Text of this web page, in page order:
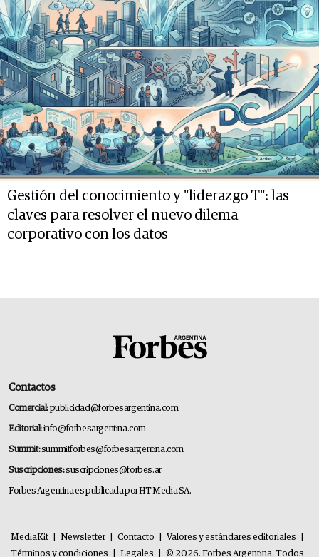
Gestión del conocimiento y "liderazgo T": las
claves para resolver el nuevo dilema
corporativo con los datos
Contactos
Comercial:publicidad@forbesargentina.com
Editorial:info@forbesargentina.com
Summit:summitforbes@forbesargentina.com
Suscripciones:suscripciones@forbes.ar
Forbes Argentina es publicada por HT Media SA.
MediaKit Newsletter Contacto Valores y estándares editoriales
Términos y condiciones
Legales © 2026. Forbes Argentina. Todos